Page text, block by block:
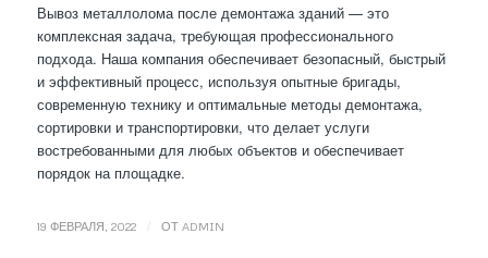
Вывоз металлолома после демонтажа зданий — это
комплексная задача, требующая профессионального
подхода. Наша компания обеспечивает безопасный, быстрый
и эффективный процесс, используя опытные бригады,
современную технику и оптимальные методы демонтажа,
сортировки и транспортировки, что делает услуги
востребованными для любых объектов и обеспечивает
порядок на площадке.
19 ФЕВРАЛЯ, 2022 ОТ ADMIN